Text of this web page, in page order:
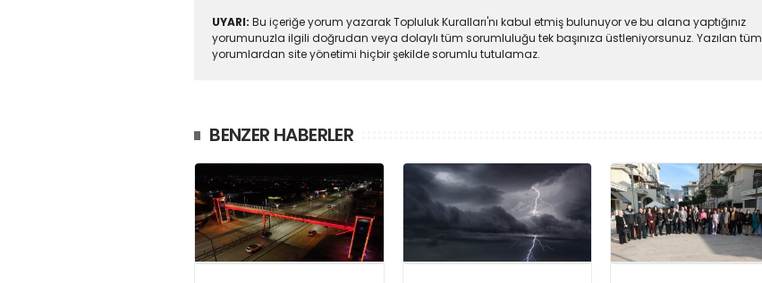
UYARI: Bu içeriğe yorum yazarak Topluluk Kuralları'nı kabul etmiş bulunuyor ve bu alana yaptığınız
yorumunuzla ilgili doğrudan veya dolaylı tüm sorumluluğu tek başınıza üstleniyorsunuz. Yazılan tüm
yorumlardan site yönetimi hiçbir şekilde sorumlu tutulamaz.
BENZER HABERLER